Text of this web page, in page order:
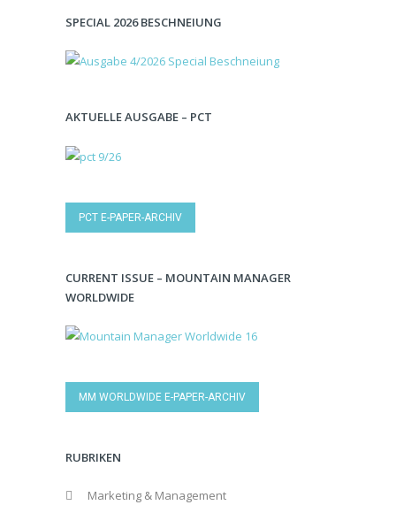
SPECIAL 2026 BESCHNEIUNG
AKTUELLE AUSGABE – PCT
PCT E-PAPER-ARCHIV
CURRENT ISSUE – MOUNTAIN MANAGER
WORLDWIDE
MM WORLDWIDE E-PAPER-ARCHIV
RUBRIKEN
Marketing & Management